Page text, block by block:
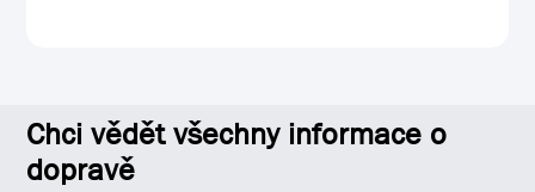
Chci vědět všechny informace o
dopravě